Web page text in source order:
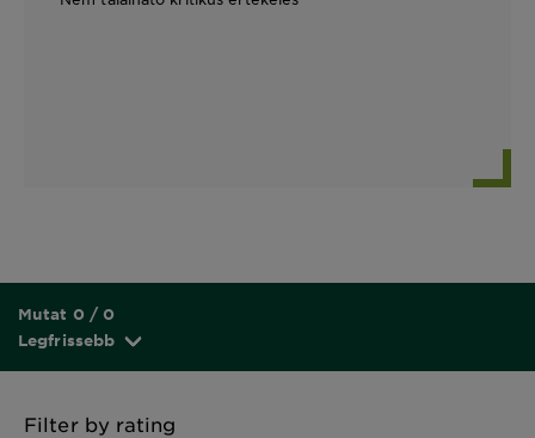
Mutat 0 / 0
Legfrissebb
Filter by rating